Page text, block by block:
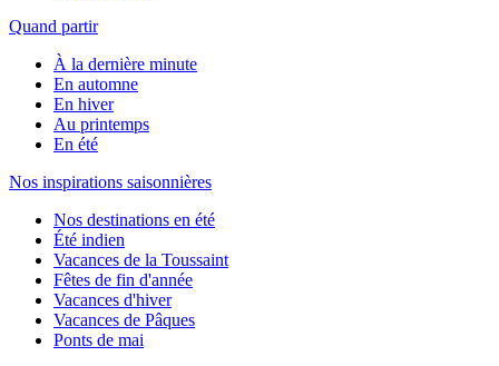
Quand partir
À la dernière minute
En automne
En hiver
Au printemps
En été
Nos inspirations saisonnières
Nos destinations en été
Été indien
Vacances de la Toussaint
Fêtes de fin d'année
Vacances d'hiver
Vacances de Pâques
Ponts de mai